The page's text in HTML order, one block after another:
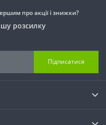
про акції і знижки?
розсилку
Підписатися